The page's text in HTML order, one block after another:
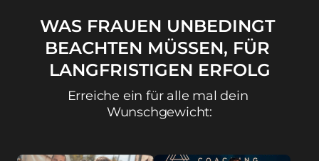
WAS FRAUEN
UNBEDINGT
BEACHTEN MÜSSEN,
LANGFRISTIGEN ERFOLG
Erreiche ein für alle mal dein
Wunschgewicht: